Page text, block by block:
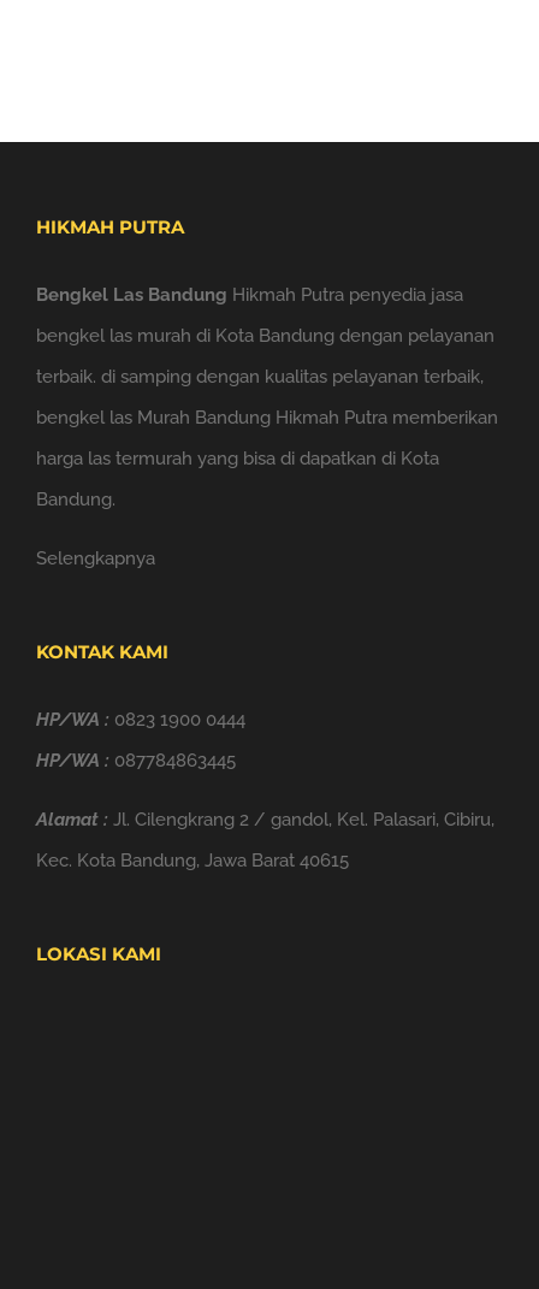
HIKMAH PUTRA
Bengkel Las Bandung Hikmah Putra penyedia jasa
bengkel las murah di Kota Bandung dengan pelayanan
terbaik. di samping dengan kualitas pelayanan terbaik,
bengkel las Murah Bandung Hikmah Putra memberikan
harga las termurah yang bisa di dapatkan di Kota
Bandung.
Selengkapnya
KONTAK KAMI
HP/WA : 0823 1900 0444
HP/WA : 087784863445
Alamat : Jl. Cilengkrang 2 / gandol, Kel. Palasari, Cibiru,
Kec. Kota Bandung, Jawa Barat 40615
LOKASI KAMI